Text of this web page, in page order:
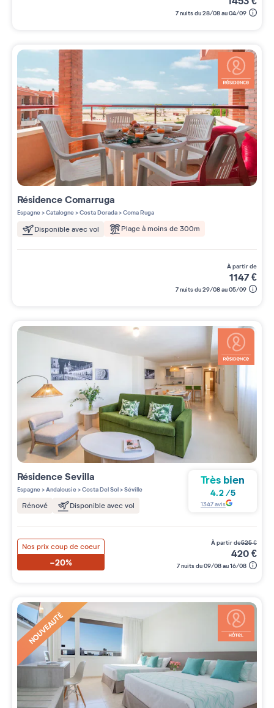
7 nuits du 28/08 au 04/09
RésidenceComarruga
Espagne>Catalogne>Costa Dorada>Coma Ruga
Disponible avec vol Plage à moins de 300m
à partir de
1147€
7 nuits du 29/08 au 05/09
RésidenceSevilla
Espagne>Andalousie>Costa Del Sol>Séville
Rénové Disponible avec vol
Très bien
4.2/5
1347avis
Nos prix coup de coeur
-20%
à partir de525€
420€
7 nuits du 09/08 au 16/08
NOUVEAUTÉ